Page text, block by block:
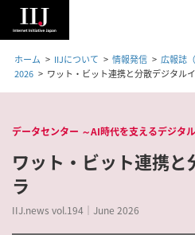
ホーム IIJについて 情報発信 広報誌
2026
ワット・ビット連携と分散デジタル
データセンター ～AI時代を支えるデジタ
ワット・ビット連携と
ラ
IIJ.news vol.194｜June 2026